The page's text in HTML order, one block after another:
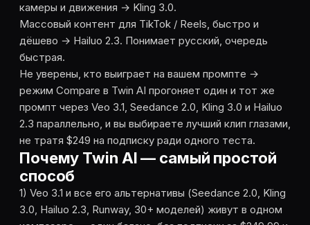
камеры и движения → Kling 3.0.
Массовый контент для TikTok / Reels, быстро и
дёшево → Hailuo 2.3. Понимает русский, очередь
быстрая.
Не уверены, кто выиграет на вашем промпте →
режим Compare в Twin AI прогоняет один и тот же
промпт через Veo 3.1, Seedance 2.0, Kling 3.0 и Hailuo
2.3 параллельно, и вы выбираете лучший клип глазами,
не тратя $249 на подписку ради одного теста.
Почему Twin AI — самый простой
способ
1) Veo 3.1 и все его альтернативы (Seedance 2.0, Kling
3.0, Hailuo 2.3, Runway, 30+ моделей) живут в одном